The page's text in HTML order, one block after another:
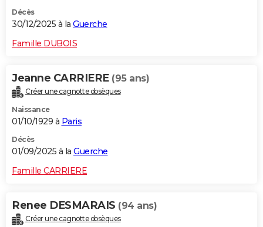
GUIDES D'ACHAT
Carte de Noël
Carte Bonne année
Carte Saint-Valentin
Carte Pâques
Carte d'anniversaire
DICTIONNAIRE
Dictionnaire
Biographies
Citations
Expressions
Proverbes
PROGRAMME TV
S'inscrire
Se connecter
Lycées
Collèges
Primaires
Universités
Entreprises
Service militaire
Avis de recherche
AVIS DE DÉCÈS
FORUM
Décès
30/12/2025 à la Guerche
Famille DUBOIS
Jeanne CARRIERE (95 ans)
Créer une cagnotte obsèques
Naissance
01/10/1929 à Paris
Décès
01/09/2025 à la Guerche
Famille CARRIERE
Renee DESMARAIS (94 ans)
Créer une cagnotte obsèques